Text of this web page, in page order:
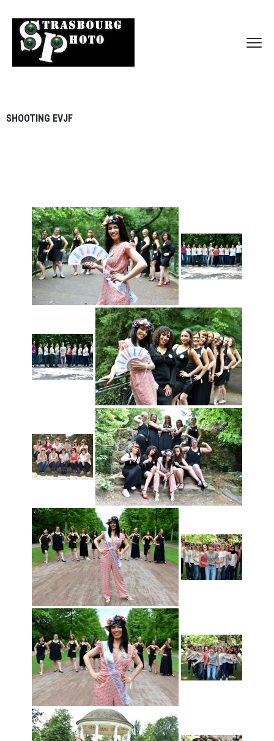
SHOOTING EVJF